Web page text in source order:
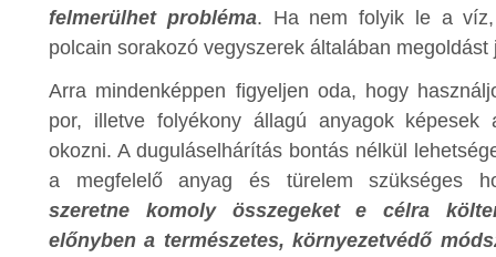
felmerülhet probléma. Ha nem folyik le a
polcain sorakozó vegyszerek általában megoldást
Arra mindenképpen figyeljen oda, hogy
por, illetve folyékony állagú anyagok képesek
okozni. A duguláselhárítás bontás nélkül
a megfelelő anyag és türelem szükséges
szeretne komoly összegeket e célra
előnyben a természetes, környezetvédő